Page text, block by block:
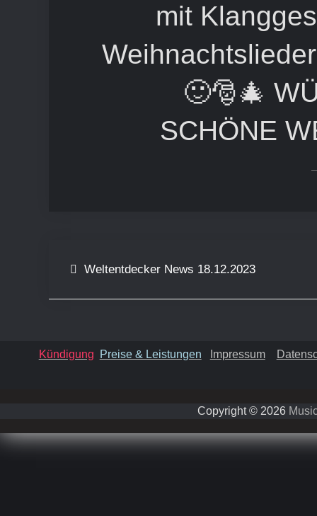
mit
🙂🎅🎄
SCHÖNE
Beitragsnavigation
Weltentdecker News 18.12.2023
Kündigung Preise & Leistungen Impressum
Copyright © 2026